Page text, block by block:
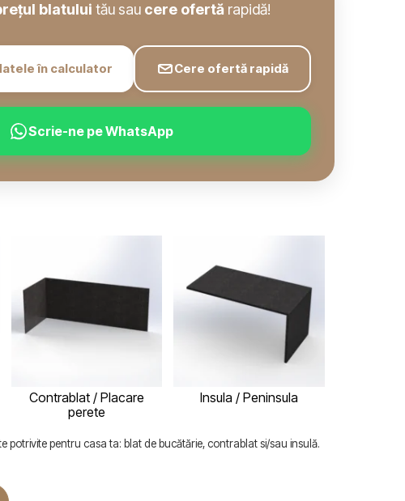
blatului tău sau cere ofertă rapidă!
în calculator Cere ofertă rapidă
Scrie-ne pe WhatsApp
Contrablat / Placare
perete
Insula / Peninsula
potrivite pentru casa ta: blat de bucătărie, contrablat si/sau insulă.